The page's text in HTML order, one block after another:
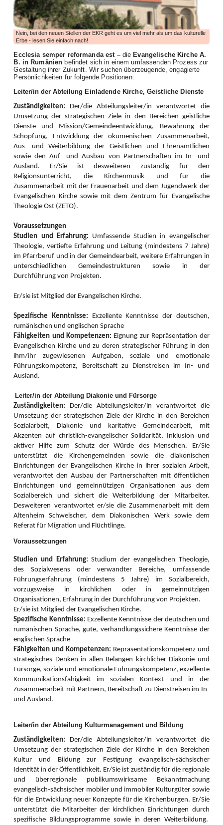
Halbjahres lässt sich auf jeden Fall sehen, wie dies die zahlreichen
Aktivitäten dokumentieren.
Die Frauenarbeit begann mit einem aufgabenreichen Auftakt das neue Jahr:
Am zweiten Arbeitswochenende im Januar kamen Frauen aus allen Bezirken
zur Vorbereitung des WGT 2026 im Elimheim in Michelsberg zusammen. Sie
folgten der Einladung des Organisatorinnenteams, um Nigeria und seine
Einwohner kennenzulernen, den Bibeltext aus Matthäus 11,28-30 zu
vertiefen, die Lieder einzuüben und den Gottesdienst nach der Ordnung der
nigerianischen Frauen zu feiern, um gerüstet und informiert in ihre
Gemeinden zurückzukehren.
Höhepunkt dieser Landesweiten Werkstatt für WGT-Multiplikatorinnen war ein
Zoom-Gespräch mit Priester Emeka Emeakaroha, der sich zu dem Zeitpunkt
in Ihitte befand und sein soziales Projekt in Wort und Bild vorstellte. Die
Teilnehmerinnen waren zutiefst beeindruckt. Für dieses Krankenhaus, bei
dem über 70.000 Menschen aus der Region medizinische Verpflegung
erhalten, und die Schule, wo über 900 Kindern Zugang zu Bildung geboten
wird, ist dann auch die Kollekte des WGT in unserer Landeskirche
eingehoben worden.
Im Februar boten Frauen einen Entspannungsnachmittag an: der Einladung
der Mitarbeiterinnen der Frauenarbeit folgten Mitte Februar viel mehr Frauen
als erwartet. Juliane Topârcean (Hermannstadt) stellte zwei Methoden vor:
überwältigende Resonanz und die vielen Rückmeldungen interessierter
Frauen sprengte den geplanten Rahmen.
So musste kurzfristig vom Terrassensaal der EAS in den Großen Saal der
EAS umdisponiert und die Anmeldeliste frühzeitig geschlossen werden. Die
gute Stimmung und der wirksame Effekt der vorgestellten Methoden weckte
in den Teilnehmerinnen den Wunsch nach mindestens einem
von vielen Vorbereitungen geprägt. Studientage und Informationsnachmittage
wurden organisiert, die Lieder in Chorproben, Kindergottesdiensten und
Jungschartreffen eingeübt, der Bibeltext an Gemeindenachmittagen und in
Bibelkreisen vertieft.
Frauen luden im März ein: Kommt, feiert mit uns den Weltgebetstag.
„Kommt! Bringt eure Last.“ - dieser Einladung des Weltgebetstags, der von
Christinnen aus Nigeria ausgetragen wurde, folgten zahlreiche
davon am Stichtag, dem 6. März 2026, einer Online (Petroschen). Auch die
Angestellten des LK feierten in diesem Jahr im Festsaal des Bischofshauses
mit. 63 Kinder nahmen an den fünf angebotenen Kindergottesdiensten teil,
zudem wurde in der Kunstschule in Hermannstadt auch mit Schülern gefeiert.
Das soziale Projekt beeindruckte alle, die gesamte Spendensumme stellt
eine Rekordkollekte dar. Der Weltgebetstag ist ein Höhepunkt im
Gemeindeleben. Menschen lassen sich immer wieder aufs Neue begeistern,
informiert zu beten und betend zu handeln.
Mitte März organisierten die Frauen die jährliche Vertreterinnenversammlung
und Vorstandswahlen. Diese wurden im Festsaal des Bischofshauses in
Hermannstadt durchgeführt. Der Einladung der Vorstandsfrauen folgten 40
aktive Frauen aus 21 Gemeinden aller Bezirke. Der Gottesdienst zu Beginn
war der Jahreslosung gewidmet und wurde von vier Diplom-Theologinnen
unserer Landeskirche gestaltet. Das Hauptreferat zum Thema Frauenrechte
Inspiriert und informiert gingen die Frauen in die Gruppenarbeit und
beschäftigten sich intensiv mit diesem umfassenden Thema. Für die
Vorstandswahlen wurden viele starke Frauen als Kandidatinnen
vorgeschlagen. Nach zehn Jahren intensiver Zusammenarbeit
verabschiedeten sich Bettina Kenst, Christiane Lorenz und Edith Toth mit
dem Versprechen, auch zukünftig punktuell mitzuwirken.
In den neuen Vorstand wurden Angelika Sara Beer (Neppendorf), Sunhild
Galter (Neppendorf), Dietlinde Köber (Bukarest) und Martina Melinda Zey
(Sächsisch Regen) gewählt. Ihnen stehen weiterhin Henriette Guib
(Hermannstadt) als Ehrenvorsitzende und Katharina Borsos (Bistritz) als LK-
Mitglied zur Seite.
In der ersten Vorstandssitzung wurden Sunhild Galter als Vorsitzende und
Martina Melinda Zey als Stellvertretende gewählt. „Siehe ich mache alles
neu“. Neue Wege liegen vor uns, neue Chancen ergeben sich und Frauen
sind bereit, sich mit ihren Gaben zugunsten dieser landesweiten Arbeit
einzubringen und Zukunft zu gestalten.
„Vom geschickten Umgang mit der Nähmaschine“ weiter. Diese von der
Arbeitsgemeinschaft der Frauenarbeit im GAW finanzierte Reihe ist stets
ausgebucht und erfordert Reserveanmeldelisten. Dass die Anfertigung eines
Kleidungsstücks viel Geschicktheit, mathematische Gewandtheit und viel
Geduld erfordert, erfuhren die Teilnehmenden auch dieses Mal.
Unter der fachkundigen und geduldigen Anleitung der Schneidermeisterin
Irene Gaspar schafften es alle, passende Schnitte anzufertigen und
maßgeschneiderte Hosen zu nähen, eine Teilnehmerin sogar für ihr
bevorstehende 50-jähriges Klassentreffen. Ein Erfolg! Für sie und alle
Teilnehmerinnen.
Nein, bei den neuen Stellen der EKR geht es um viel mehr als um das kulturelle
Erbe - lesen Sie einfach nach!
Ecclesia semper reformanda est – die Evangelische Kirche A.
B. in Rumänien befindet sich in einem umfassenden Prozess zur
Gestaltung ihrer Zukunft. Wir suchen überzeugende, engagierte
Persönlichkeiten für folgende Positionen:
Leiter/in der AbteilungEinladende Kirche, Geistliche Dienste
Zuständigkeiten:
Der/die Abteilungsleiter/in verantwortet die
Umsetzung der strategischen Ziele in den Bereichen geistliche
Dienste und Mission/Gemeindeentwicklung, Bewahrung der
Schöpfung, Entwicklung der ökumenischen Zusammenarbeit,
Aus- und Weiterbildung der Geistlichen und Ehrenamtlichen
sowie den Auf- und Ausbau von Partnerschaften im In- und
Ausland. Er/Sie ist desweiteren zuständig für den
Religionsunterricht, die Kirchenmusik und für die
Zusammenarbeit mit der Frauenarbeit und dem Jugendwerk der
Evangelischen Kirche sowie mit dem Zentrum für Evangelische
Theologie Ost (ZETO).
Voraussetzungen
Studien und Erfahrung: Umfassende Studien in evangelischer
Theologie, vertiefte Erfahrung und Leitung (mindestens 7 Jahre)
im Pfarrberuf und in der Gemeindearbeit, weitere Erfahrungen in
unterschiedlichen Gemeindestrukturen sowie in der
Durchführung von Projekten.
Er/sie ist Mitglied der Evangelischen Kirche.
Spezifische Kenntnisse: Exzellente Kenntnisse der deutschen,
rumänischen und englischen Sprache
Fähigkeiten und Kompetenzen: Eignung zur Repräsentation der
Evangelischen Kirche und zu deren strategischer Führung in den
ihm/ihr zugewiesenen Aufgaben, soziale und emotionale
Führungskompetenz, Bereitschaft zu Dienstreisen im In- und
Ausland.
Leiter/in der Abteilung Diakonie und Fürsorge
Zuständigkeiten:
Der/die Abteilungsleiter/in verantwortet die
Umsetzung der strategischen Ziele der Kirche in den Bereichen
Sozialarbeit, Diakonie und karitative Gemeindearbeit, mit
Akzenten auf christlich-evangelischer Solidarität, Inklusion und
aktiver Hilfe zum Schutz der Würde des Menschen. Er/Sie
unterstützt die Kirchengemeinden sowie die diakonischen
Einrichtungen der Evangelischen Kirche in ihrer sozialen Arbeit,
verantwortet den Ausbau der Partnerschaften mit öffentlichen
Einrichtungen und gemeinnützigen Organisationen aus dem
Sozialbereich und sichert die Weiterbildung der Mitarbeiter.
Desweiteren verantwortet er/sie die Zusammenarbeit mit dem
Altenheim Schweischer, dem Diakonischen Werk sowie dem
Referat für Migration und Flüchtlinge.
Voraussetzungen
Studien und Erfahrung: Studium der evangelischen Theologie,
des Sozialwesens oder verwandter Bereiche, umfassende
Führungserfahrung (mindestens 5 Jahre) im Sozialbereich,
vorzugsweise in kirchlichen oder in gemeinnützigen
Organisationen, Erfahrung in der Durchführung von Projekten.
Er/sie ist Mitglied der Evangelischen Kirche.
Spezifische Kenntnisse: Exzellente Kenntnisse der deutschen und
rumänischen Sprache, gute, verhandlungssichere Kenntnisse der
englischen Sprache
Fähigkeiten und Kompetenzen: Repräsentationskompetenz und
strategisches Denken in allen Belangen kirchlicher Diakonie und
Fürsorge, soziale und emotionale Führungskompetenz, exzellente
Kommunikationsfähigkeit im sozialen Kontext und in der
Zusammenarbeit mit Partnern, Bereitschaft zu Dienstreisen im In-
und Ausland.
Leiter/in der Abteilung Kulturmanagement und Bildung
Zuständigkeiten: Der/die Abteilungsleiter/in verantwortet die
Umsetzung der strategischen Ziele der Kirche in den Bereichen
Kultur und Bildung zur Festigung evangelisch-sächsischer
Identität in der Öffentlichkeit. Er/Sie ist zuständig für die regionale
und überregionale publikumswirksame Bekanntmachung
evangelisch-sächsischer mobiler und immobiler Kulturgüter sowie
für die Entwicklung neuer Konzepte für die Kirchenburgen. Er/Sie
unterstützt die Mitarbeiter der kirchlichen Einrichtungen durch
spezifische Bildungsprogramme sowie in deren Weiterbildung.